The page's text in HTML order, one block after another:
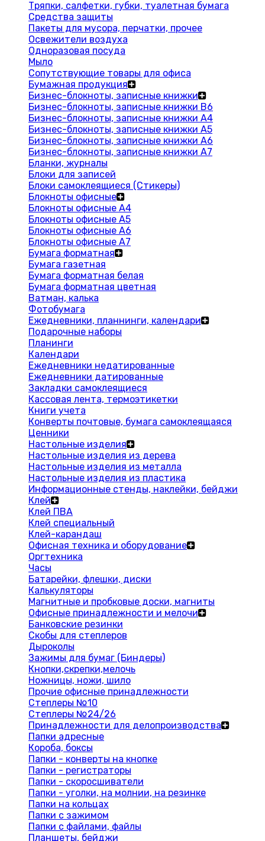
Тряпки, салфетки, губки, туалетная бумага
Средства защиты
Пакеты для мусора, перчатки, прочее
Освежители воздуха
Одноразовая посуда
Мыло
Сопутствующие товары для офиса
Бумажная продукция
Бизнес-блокноты, записные книжки
Бизнес-блокноты, записные книжки В6
Бизнес-блокноты, записные книжки A4
Бизнес-блокноты, записные книжки А5
Бизнес-блокноты, записные книжки А6
Бизнес-блокноты, записные книжки А7
Бланки, журналы
Блоки для записей
Блоки самоклеящиеся (Стикеры)
Блокноты офисные
Блокноты офисные A4
Блокноты офисные A5
Блокноты офисные A6
Блокноты офисные A7
Бумага форматная
Бумага газетная
Бумага форматная белая
Бумага форматная цветная
Ватман, калька
Фотобумага
Ежедневники, планнинги, календари
Подарочные наборы
Планинги
Календари
Ежедневники недатированные
Ежедневники датированные
Закладки самоклеящиеся
Кассовая лента, термоэтикетки
Книги учета
Конверты почтовые, бумага самоклеящаяся
Ценники
Настольные изделия
Настольные изделия из дерева
Настольные изделия из металла
Настольные изделия из пластика
Информационные стенды, наклейки, бейджи
Клей
Клей ПВА
Клей специальный
Клей-карандаш
Офисная техника и оборудование
Оргтехника
Часы
Батарейки, флешки, диски
Калькуляторы
Магнитные и пробковые доски, магниты
Офисные принадлежности и мелочи
Банковские резинки
Скобы для степлеров
Дыроколы
Зажимы для бумаг (Биндеры)
Кнопки,скрепки,мелочь
Ножницы, ножи, шило
Прочие офисные принадлежности
Степлеры №10
Степлеры №24/26
Принадлежности для делопроизводства
Папки адресные
Короба, боксы
Папки - конверты на кнопке
Папки - регистраторы
Папки - скоросшиватели
Папки - уголки, на молнии, на резинке
Папки на кольцах
Папки с зажимом
Папки с файлами, файлы
Планшеты, бейджи